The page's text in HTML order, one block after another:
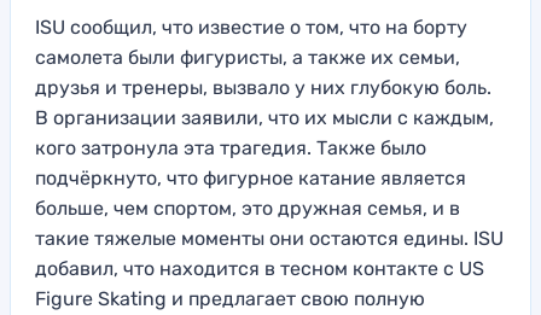
ISU сообщил, что известие о том, что на борту
самолета были фигуристы, а также их семьи,
друзья и тренеры, вызвало у них глубокую боль.
В организации заявили, что их мысли с каждым,
кого затронула эта трагедия. Также было
подчёркнуто, что фигурное катание является
больше, чем спортом, это дружная семья, и в
такие тяжелые моменты они остаются едины. ISU
добавил, что находится в тесном контакте с US
Figure Skating и предлагает свою полную